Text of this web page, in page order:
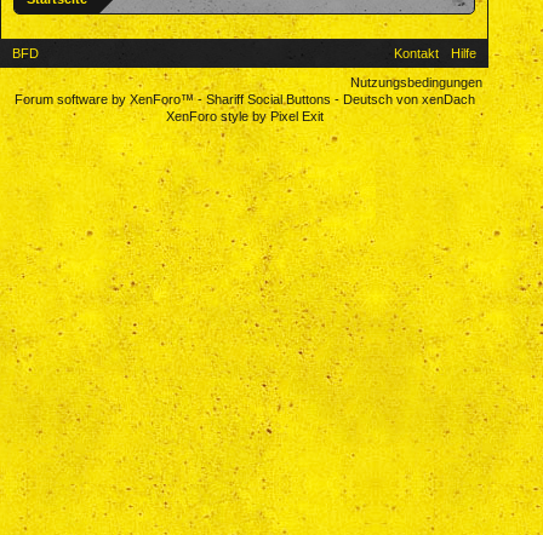
BFD Kontakt
Hilfe
Nutzungsbedingungen
Forum software by XenForo™-Shariff Social Buttons- Deutsch von xenDach
XenForo style by Pixel Exit